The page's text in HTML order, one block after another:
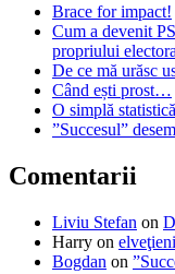
Brace for impact!
Cum a devenit
propriului
De ce mă urăsc
Când ești prost…
O simplă
”Succesul”
Comentarii
Liviu Stefan on
Harry on
Bogdan on